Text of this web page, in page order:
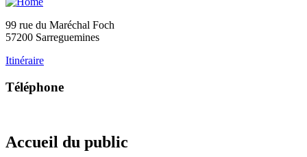
99 rue du Maréchal Foch
57200 Sarreguemines
Itinéraire
Téléphone
Accueil du public